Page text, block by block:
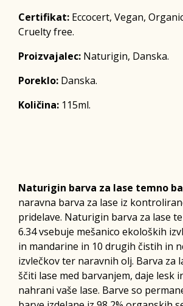
Certifikat: Eccocert, Vegan,
Cruelty free.
Proizvajalec: Naturigin, Danska.
Poreklo: Danska.
Količina: 115ml.
Naturigin barva za lase temno
naravna barva za lase iz
pridelave. Naturigin barva za lase
6.34 vsebuje mešanico ekoloških
in mandarine in 10 drugih čistih in
izvlečkov ter naravnih olj. Barva za
ščiti lase med barvanjem, daje lesk
nahrani vaše lase. Barve so